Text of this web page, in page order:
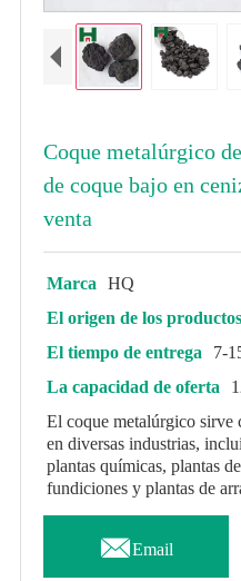
Coque metalúrgico
de coque bajo en
venta
Marca
HQ
El origen de los productos
El tiempo de entrega
7-
La capacidad de oferta
El coque metalúrgico sirve
en diversas industrias,
plantas químicas, plantas
fundiciones y plantas de
Email